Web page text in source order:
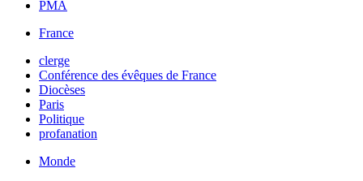
PMA
France
clerge
Conférence des évêques de France
Diocèses
Paris
Politique
profanation
Monde